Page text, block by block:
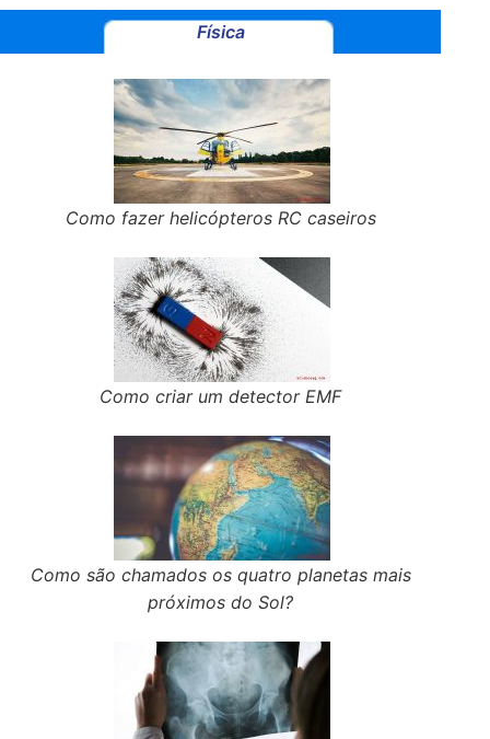
Física
Como fazer helicópteros RC caseiros
Como criar um detector EMF
Como são chamados os quatro planetas mais
próximos do Sol?